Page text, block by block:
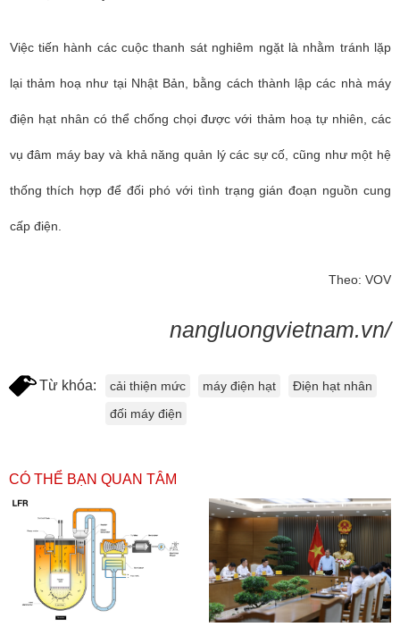
Việc tiến hành các cuộc thanh sát nghiêm ngặt là nhằm tránh lặp
lại thảm hoạ như tại Nhật Bản, bằng cách thành lập các nhà máy
điện hạt nhân có thể chống chọi được với thảm hoạ tự nhiên, các
vụ đâm máy bay và khả năng quản lý các sự cố, cũng như một hệ
thống thích hợp để đối phó với tình trạng gián đoạn nguồn cung
cấp điện.
Theo: VOV
nangluongvietnam.vn/
Từ khóa: cải thiện mức máy điện hạt
Điện hạt nhân
đối máy điện
CÓ THỂ BẠN QUAN TÂM